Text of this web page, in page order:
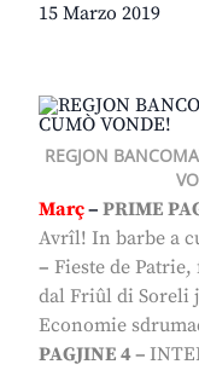
15 Marzo 2019
REGJON
Març– PRIME
Avrîl! In barbe a
– Fieste de
dal Friûl di Soreli
Economie
PAGJINE 4 –